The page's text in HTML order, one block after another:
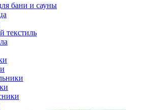
бани и сауны
текстиль